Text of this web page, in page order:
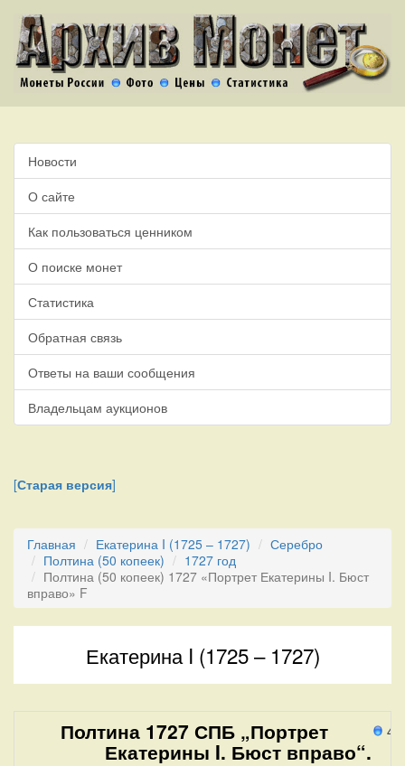
Новости
О сайте
Как пользоваться ценником
О поиске монет
Статистика
Обратная связь
Ответы на ваши сообщения
Владельцам аукционов
[Старая версия]
Главная Екатерина I (1725 – 1727)
Серебро
Полтина (50 копеек)
1727 год
Полтина (50 копеек) 1727 «Портрет Екатерины I. Бюст
вправо» F
Екатерина I (1725 – 1727)
49
Полтина 1727 СПБ „Портрет
Екатерины I. Бюст вправо“.